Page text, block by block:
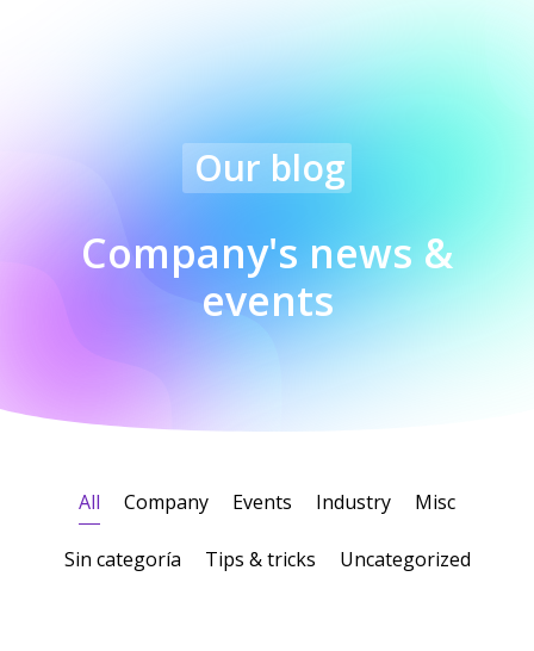
Our blog
Company's news &
events
All Company Events Industry Misc
Sin categoría Tips & tricks Uncategorized